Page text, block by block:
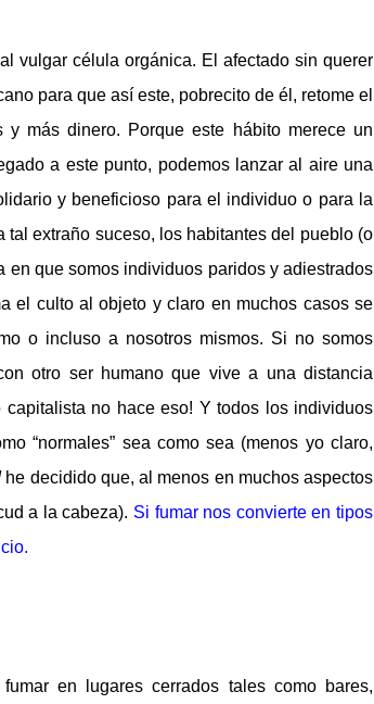
vulgar célula orgánica. El afectado sin querer
para que así este, pobrecito de él, retome el
más dinero. Porque este hábito merece un
a este punto, podemos lanzar al aire una
y beneficioso para el individuo o para la
extraño suceso, los habitantes del pueblo (o
en que somos individuos paridos y adiestrados
el culto al objeto y claro en muchos casos se
o incluso a nosotros mismos. Si no somos
otro ser humano que vive a una distancia
capitalista no hace eso! Y todos los individuos
“normales” sea como sea (menos yo claro,
he decidido que, al menos en muchos aspectos
a la cabeza). Si fumar nos convierte en tipos
en lugares cerrados tales como bares,